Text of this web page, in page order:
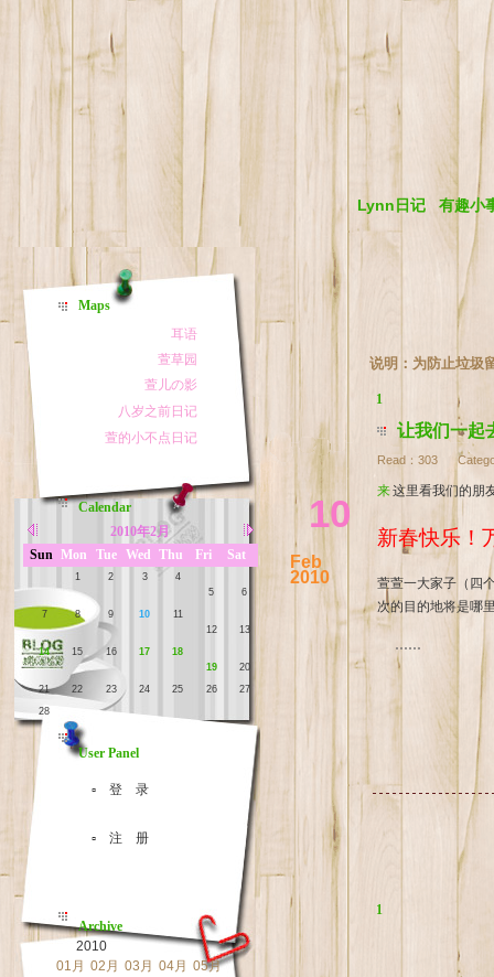
Lynn日记 有趣小
说明：为防止垃圾
1
10
Feb
2010
让我们一起
Read： 303
来这里看我们的
新春快乐！
萱萱一大家子（四
次的目的地将是哪
......
1
Maps
Calendar
2010年2月
Sun Mon Tue Wed Thu Fri Sat
1 2 3
4
5
6
7
8 9 10
11
12
13
14
15 16 17
18
19
20
21
22 23 24 25 26
27
28
User Panel
▫ 登 录
▫ 注 册
Archive
2010
01月 02月 03月 04月 05月